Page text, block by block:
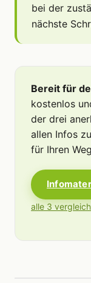
bei der
nächste
Bereit für
kostenlos
der drei
allen Infos
für Ihren
alle 3